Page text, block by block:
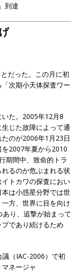
到達
だった。この月に初
次期小天体探査ワー
た。2005年12月8
じた故障によって通
のが2006年1月23日
2007年夏から2010
期間中、致命的トラ
るのか危ぶまれる状
トカワの探査におい
は小惑星分野では世
方、世界に目を向け
あり、追撃が始まって
であり続けるため
（IAC-2006）で初
ネージャ